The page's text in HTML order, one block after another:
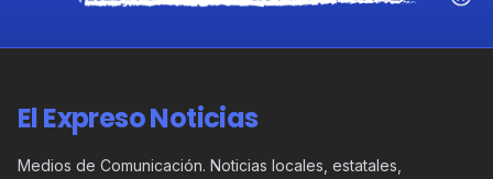
El Expreso Noticias
Medios de Comunicación. Noticias locales, estatales,